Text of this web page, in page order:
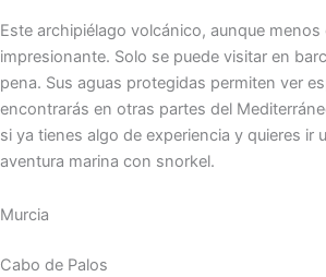
Este archipiélago volcánico, aunque
impresionante. Solo se puede visitar en
pena. Sus aguas protegidas permiten ver
encontrarás en otras partes del
si ya tienes algo de experiencia y quieres ir
aventura marina con snorkel.
Murcia
Cabo de Palos